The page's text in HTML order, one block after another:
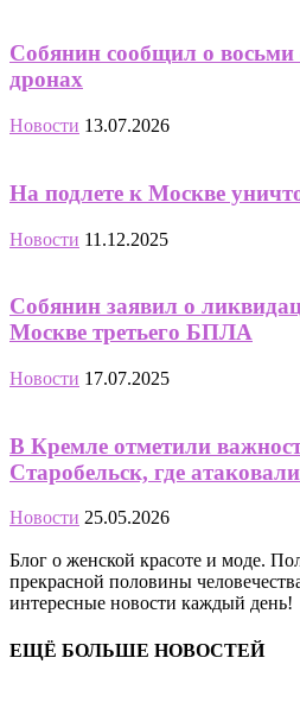
Собянин сообщил о
дронах
Новости 13.07.2026
На подлете к Москве
Новости 11.12.2025
Собянин заявил о
Москве третьего БПЛА
Новости 17.07.2025
В Кремле отметили
Старобельск, где
Новости 25.05.2026
Блог о женской красоте и моде.
прекрасной половины
интересные новости каждый день!
ЕЩЁ БОЛЬШЕ НОВОСТЕЙ